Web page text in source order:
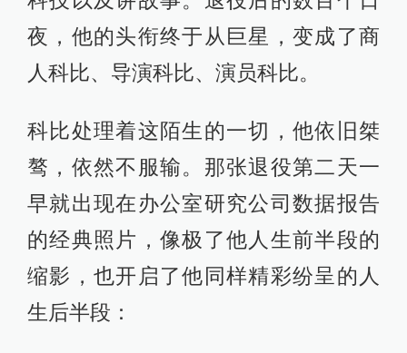
夜，他的头衔终于从巨星，变成了商
人科比、导演科比、演员科比。
科比处理着这陌生的一切，他依旧桀
骜，依然不服输。那张退役第二天一
早就出现在办公室研究公司数据报告
的经典照片，像极了他人生前半段的
缩影，也开启了他同样精彩纷呈的人
生后半段：